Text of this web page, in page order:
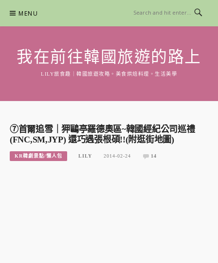
content
MENU
我在前往韓國旅遊的路上
LILY旅食趣｜韓國旅遊攻略。美食烘焙料理。生活美學
⑦首爾追雪｜狎鷗亭羅德奧區~韓國經紀公司巡禮
(FNC,SM,JYP) 還巧遇張根碩!!(附逛街地圖)
KR韓劇景點/懶人包 LILY 2014-02-24 14